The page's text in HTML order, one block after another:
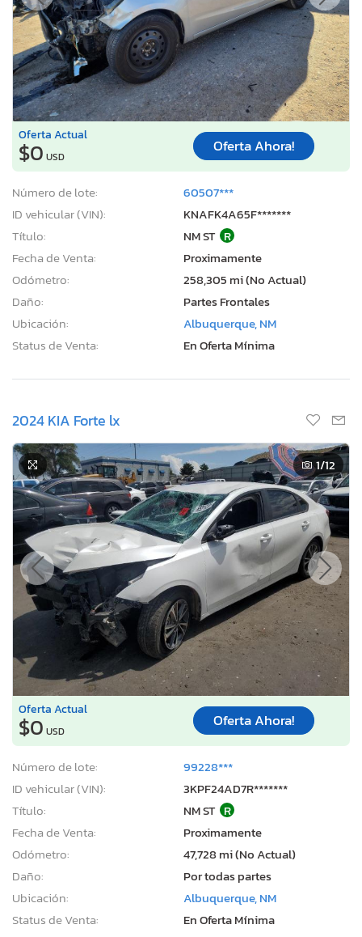
Oferta Actual
$0 USD
Oferta Ahora!
Número de lote:
60507***
ID vehicular (VIN):
KNAFK4A65F*******
Título:
NM ST R
Fecha de Venta:
Proximamente
Odómetro:
258,305 mi (No Actual)
Daño:
Partes Frontales
Ubicación:
Albuquerque, NM
Status de Venta:
En Oferta Mínima
2024 KIA Forte lx
1/12
Oferta Actual
$0 USD
Oferta Ahora!
Número de lote:
99228***
ID vehicular (VIN):
3KPF24AD7R*******
Título:
NM ST R
Fecha de Venta:
Proximamente
Odómetro:
47,728 mi (No Actual)
Daño:
Por todas partes
Ubicación:
Albuquerque, NM
Status de Venta:
En Oferta Mínima